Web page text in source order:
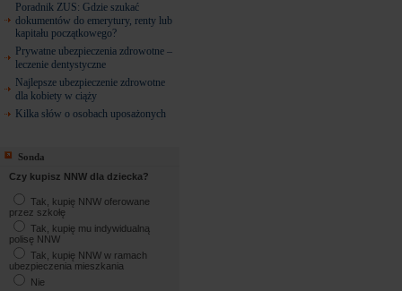
Poradnik ZUS: Gdzie szukać
dokumentów do emerytury, renty lub
kapitału początkowego?
Prywatne ubezpieczenia zdrowotne –
leczenie dentystyczne
Najlepsze ubezpieczenie zdrowotne
dla kobiety w ciąży
Kilka słów o osobach uposażonych
Sonda
Czy kupisz NNW dla dziecka?
Tak, kupię NNW oferowane
przez szkołę
Tak, kupię mu indywidualną
polisę NNW
Tak, kupię NNW w ramach
ubezpieczenia mieszkania
Nie